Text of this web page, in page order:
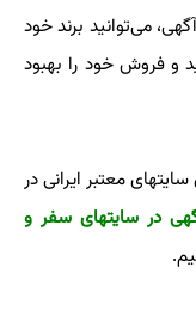
می‌توانید برند خود
و فروش خود را بهبود
معتبر ایرانی در
در سایتهای سفر و